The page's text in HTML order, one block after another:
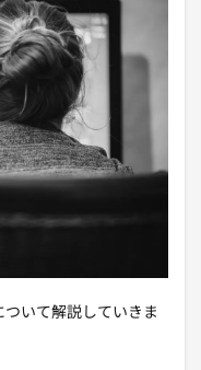
いて解説していきま